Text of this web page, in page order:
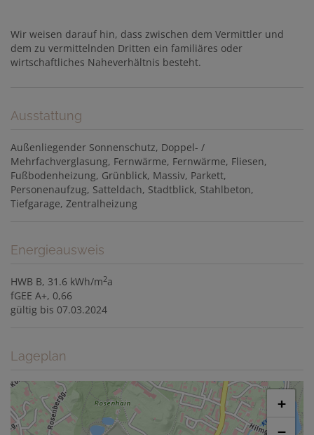
Wir weisen darauf hin, dass zwischen dem Vermittler und
dem zu vermittelnden Dritten ein familiäres oder
wirtschaftliches Naheverhältnis besteht.
Ausstattung
Außenliegender Sonnenschutz Doppel- /
Mehrfachverglasung Fernwärme Fernwärme Fliesen
Fußbodenheizung Grünblick Massiv Parkett
Personenaufzug Satteldach Stadtblick Stahlbeton
Tiefgarage Zentralheizung
Energieausweis
HWB B, 31.6 kWh/m2a
fGEE A+, 0,66
gültig bis 07.03.2024
Lageplan
+